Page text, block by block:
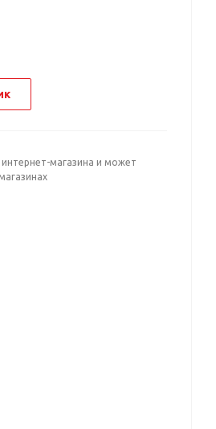
магазина и может